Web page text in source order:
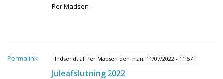
Per Madsen
Permalink Indsendt af Per Madsen den man, 11/07/2022 - 11:57
Juleafslutning 2022